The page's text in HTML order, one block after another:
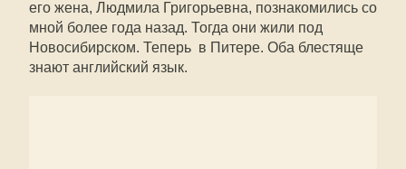
его жена, Людмила Григорьевна, познакомились со
мной более года назад. Тогда они жили под
Новосибирском. Теперь  в Питере. Оба блестяще
знают английский язык.